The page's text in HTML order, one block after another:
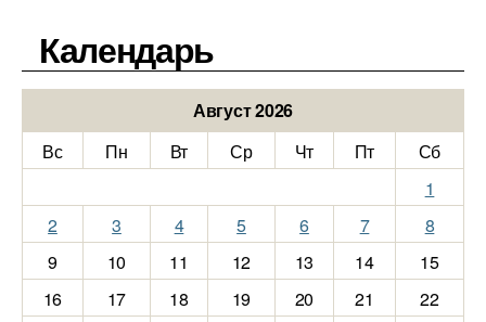
Календарь
Август 2026
Вс
Пн Вт Ср Чт Пт
Сб
1
2
3 4 5 6 7
8
9
10 11 12 13 14
15
16
17 18 19 20 21
22